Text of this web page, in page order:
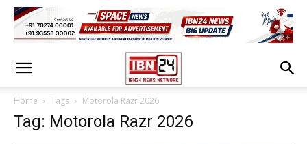
Home Tags Motorola Razr 2026
Tag: Motorola Razr 2026